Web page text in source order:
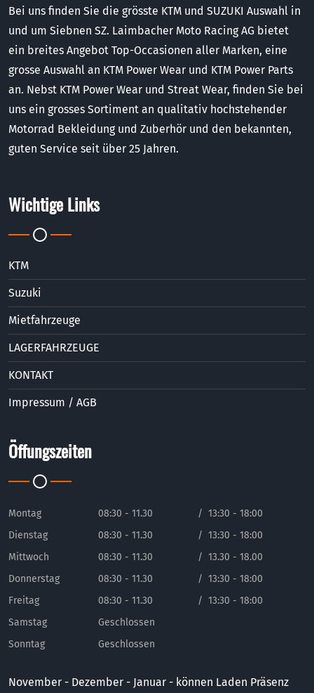
Bei uns finden Sie die grösste KTM und SUZUKI Auswahl in
und um Siebnen SZ. Laimbacher Moto Racing AG bietet
ein breites Angebot Top-Occasionen aller Marken, eine
grosse Auswahl an KTM Power Wear und KTM Power Parts
an. Nebst KTM Power Wear und Streat Wear, finden Sie bei
uns ein grosses Sortiment an qualitativ hochstehender
Motorrad Bekleidung und Zuberhör und den bekannten,
guten Service seit über 25 Jahren.
Wichtige Links
KTM
Suzuki
Mietfahrzeuge
LAGERFAHRZEUGE
KONTAKT
Impressum / AGB
Öffungszeiten
Montag 08:30 - 11.30 / 13:30 - 18:00
Dienstag
08:30 - 11.30 / 13:30 - 18:00
Mittwoch
08:30 - 11.30 / 13.30 - 18.00
Donnerstag
08:30 - 11.30 / 13:30 - 18:00
Freitag
08:30 - 11.30 / 13:30 - 18:00
Samstag
Geschlossen
Sonntag
Geschlossen
November - Dezember - Januar - können Laden Präsenz